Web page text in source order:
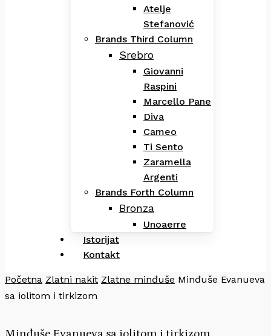
Atelje
Stefanović
Brands Third Column
Srebro
Giovanni
Raspini
Marcello Pane
Diva
Cameo
Ti Sento
Zaramella
Argenti
Brands Forth Column
Bronza
Unoaerre
Istorijat
Kontakt
Početna Zlatni nakit Zlatne minđuše Minđuše Evanueva
sa iolitom i tirkizom